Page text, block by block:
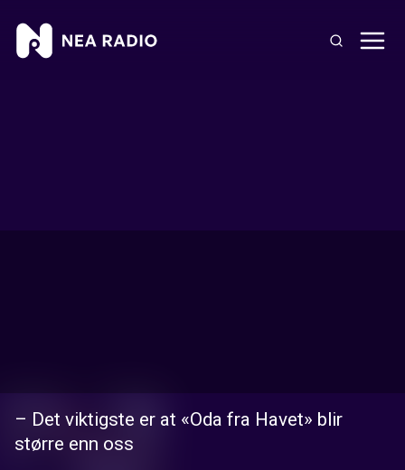
– Det viktigste er at «Oda fra Havet» blir
større enn oss